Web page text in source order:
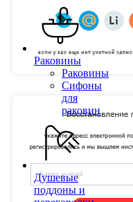
Раковины
Раковины
Сифоны
для
раковин
Душевые
поддоны и